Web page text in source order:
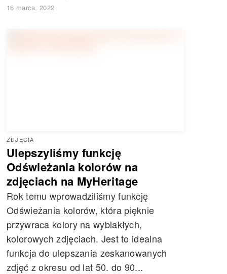
16 marca, 2022
ZDJĘCIA
Ulepszyliśmy funkcję
Odświeżania kolorów na
zdjęciach na MyHeritage
Rok temu wprowadziliśmy funkcję
Odświeżania kolorów, która pięknie
przywraca kolory na wyblakłych,
kolorowych zdjęciach. Jest to idealna
funkcja do ulepszania zeskanowanych
zdjęć z okresu od lat 50. do 90...